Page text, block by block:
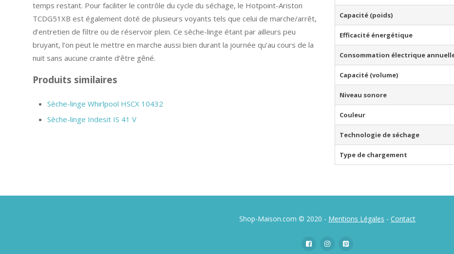
temps restant. Pour faciliter le contrôle du cycle du séchage, le Hotpoint-Ariston
TCDG51XB est également doté de plusieurs voyants tels que celui de marche/arrêt,
d’entretien de filtre ou de réservoir plein. Ce sèche-linge étant par ailleurs peu
bruyant, l’on peut le mettre en marche aussi bien durant la journée qu’au cours de la
nuit sans aucune crainte d’être gêné.
Produits similaires
Sèche-linge Whirlpool HSCX 10432
Sèche-linge Indesit IS 41 V
Capacité (poids)
Efficacité énergétique
Consommation électrique
Capacité (volume)
Niveau sonore
Couleur
Technologie de séchage
Type de chargement
Shop-Maison.com © 2020 - Mentions Légales - Contact